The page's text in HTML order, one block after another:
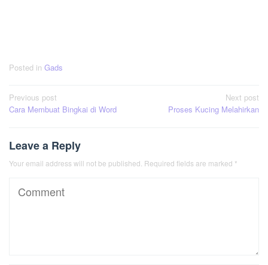
Posted in Gads
Post
navigation
Previous post
Cara Membuat Bingkai di Word
Next post
Proses Kucing Melahirkan
Leave a Reply
Your email address will not be published. Required fields are marked *